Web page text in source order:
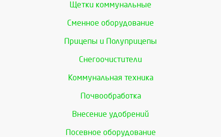
Щетки коммунальные
Сменное оборудование
Прицепы и Полуприцепы
Снегоочистители
Коммунальная техника
Почвообработка
Внесение удобрений
Посевное оборудование